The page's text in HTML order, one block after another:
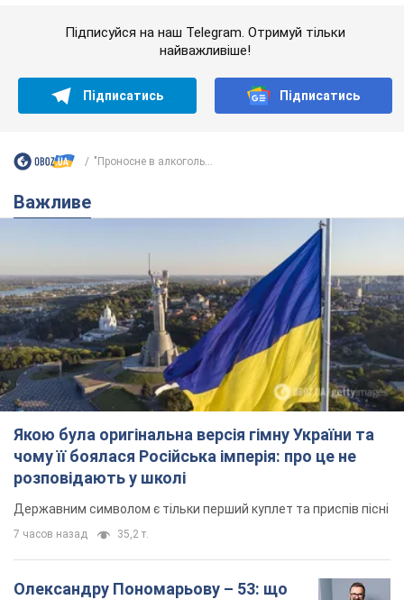
Підписуйся на наш Telegram. Отримуй тільки
найважливіше!
Підписатись Підписатись
"Проносне в алкоголь...
Важливе
Якою була оригінальна версія гімну України та
чому її боялася Російська імперія: про це не
розповідають у школі
Державним символом є тільки перший куплет та приспів пісні
7 часов назад 35,2 т.
Олександру Пономарьову – 53: що